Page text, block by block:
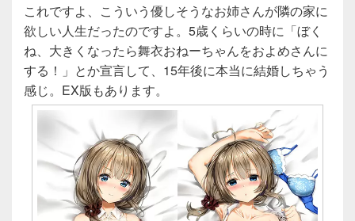
これですよ、こういう優しそうなお姉さんが隣の家に
欲しい人生だったのですよ。5歳くらいの時に「ぼく
ね、大きくなったら舞衣おねーちゃんをおよめさんに
する！」とか宣言して、15年後に本当に結婚しちゃう
感じ。EX版もあります。